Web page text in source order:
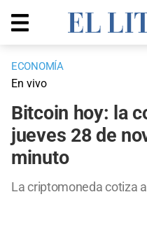
ECONOMÍA
En vivo
Bitcoin hoy: la
jueves 28 de
minuto
La criptomoneda cotiza